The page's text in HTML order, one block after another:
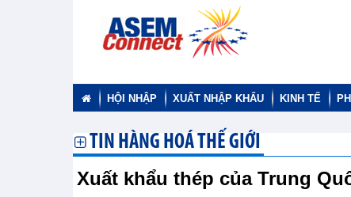
HỘI NHẬP XUẤT NHẬP KHẨU KINH TẾ
TIN HÀNG HOÁ THẾ GIỚI
Xuất khẩu thép của Trung